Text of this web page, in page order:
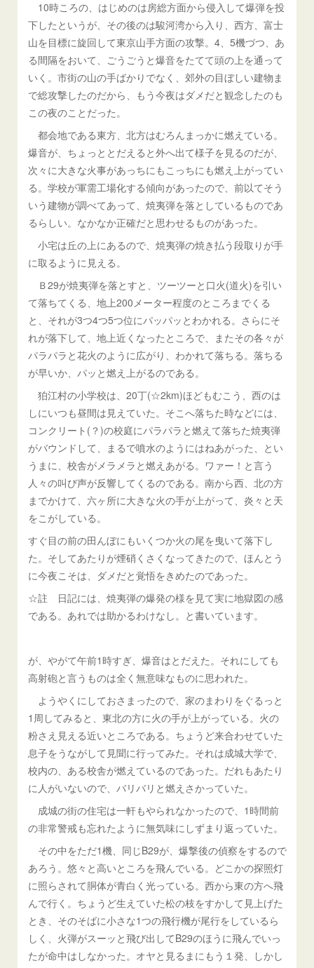
10時ころの、はじめのは房総方面から侵入して爆弾を投
下したというが、その後のは駿河湾から入り、西方、富士
山を目標に旋回して東京山手方面の攻撃。4、5機づつ、あ
る間隔をおいて、ごうごうと爆音をたてて頭の上を通って
いく。市街の山の手ばかりでなく、郊外の目ぼしい建物ま
で総攻撃したのだから、もう今夜はダメだと観念したのも
この夜のことだった。
都会地である東方、北方はむろんまっかに燃えている。
爆音が、ちょっととだえると外へ出て様子を見るのだが、
次々に大きな火事があっちにもこっちにも燃え上がってい
る。学校が軍需工場化する傾向があったので、前以てそう
いう建物が調べてあって、焼夷弾を落としているものであ
るらしい。なかなか正確だと思わせるものがあった。
小宅は丘の上にあるので、焼夷弾の焼き払う段取りが手
に取るように見える。
Ｂ29が焼夷弾を落とすと、ツーツーと口火(道火)を引い
て落ちてくる、地上200メーター程度のところまでくる
と、それが3つ4つ5つ位にパッパッとわかれる。さらにそ
れが落下して、地上近くなったところで、またその各々が
パラパラと花火のように広がり、わかれて落ちる。落ちる
が早いか、パッと燃え上がるのである。
狛江村の小学校は、20丁(☆2km)ほどもむこう、西のは
しにいつも昼間は見えていた。そこへ落ちた時などには、
コンクリート(？)の校庭にパラパラと燃えて落ちた焼夷弾
がバウンドして、まるで噴水のようにはねあがった、とい
うまに、校舎がメラメラと燃えあがる。ワァー！と言う
人々の叫び声が反響してくるのである。南から西、北の方
までかけて、六ヶ所に大きな火の手が上がって、炎々と天
をこがしている。
すぐ目の前の田んぼにもいくつか火の尾を曳いて落下し
た。そしてあたりが煙硝くさくなってきたので、ほんとう
に今夜こそは、ダメだと覚悟をきめたのであった。
☆註 日記には、焼夷弾の爆発の様を見て実に地獄図の感
である。あれでは助かるわけなし。と書いています。
が、やがて午前1時すぎ、爆音はとだえた。それにしても
高射砲と言うものは全く無意味なものに思われた。
ようやくにしておさまったので、家のまわりをぐるっと
1周してみると、東北の方に火の手が上がっている。火の
粉さえ見える近いところである。ちょうど来合わせていた
息子をうながして見聞に行ってみた。それは成城大学で、
校内の、ある校舎が燃えているのであった。だれもあたり
に人がいないので、バリバリと燃えさかっていた。
成城の街の住宅は一軒もやられなかったので、1時間前
の非常警戒も忘れたように無気味にしずまり返っていた。
その中をただ1機、同じB29が、爆撃後の偵察をするので
あろう。悠々と高いところを飛んでいる。どこかの探照灯
に照らされて胴体が青白く光っている。西から東の方へ飛
んで行く。ちょうど生えていた松の枝をすかして見上げた
とき、そのそばに小さな1つの飛行機が尾行をしているら
しく、火弾がスーッと飛び出してB29のほうに飛んでいっ
たが命中はしなかった。オヤと見るまにもう１発、しかし